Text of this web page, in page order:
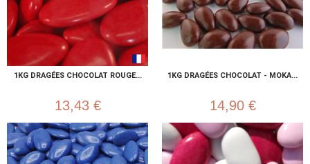
1KG DRAGÉES CHOCOLAT ROUGE...
13,43 €
1KG DRAGÉES CHOCOLAT - MOKA...
14,90 €